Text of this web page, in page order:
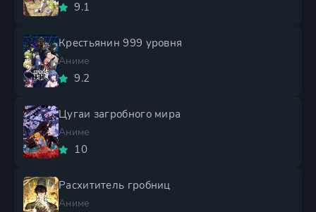
9.1
Крестьянин 999 уровня
Аниме
9.2
Цугаи загробного мира
Аниме
10
Расхититель гробниц
Аниме